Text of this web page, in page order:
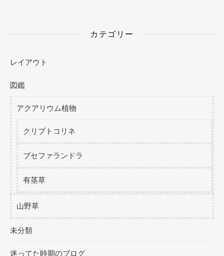
カテゴリー
レイアウト
図鑑
アクアリウム植物
クリプトコリネ
ブセファランドラ
有茎草
山野草
未分類
迷ってた時期のブログ